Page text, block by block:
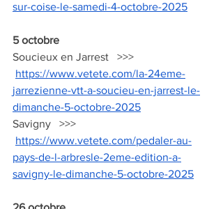
sur-coise-le-samedi-4-octobre-2025
5 octobre
Soucieux en Jarrest   >>>
https://www.vetete.com/la-24eme-
jarrezienne-vtt-a-soucieu-en-jarrest-le-
dimanche-5-octobre-2025
Savigny   >>>
https://www.vetete.com/pedaler-au-
pays-de-l-arbresle-2eme-edition-a-
savigny-le-dimanche-5-octobre-2025